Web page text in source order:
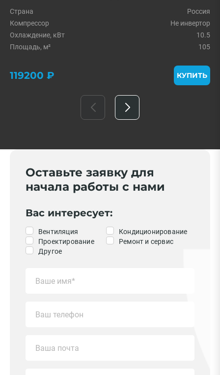
Страна
Россия
Компрессор
Не инвертор
Охлаждение, кВт
10.5
Площадь, м²
105
119200 ₽ КУПИТЬ
Оставьте заявку для
начала работы с нами
Вас интересует:
Вентиляция
Кондиционирование
Проектирование
Ремонт и сервис
Другое